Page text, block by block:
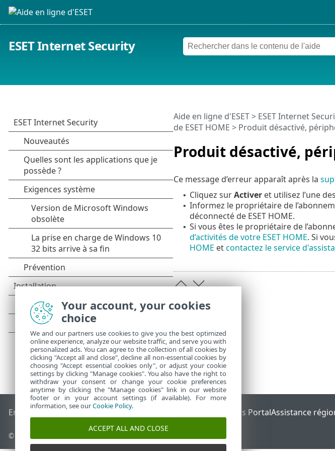
ESET Internet Security
Produit désactivé,
Aide en ligne d'ESET> ESET Internet
de ESET HOME > Produit désactivé,
Ce message d’erreur apparaît après la
• Cliquez surActiveret utilisez l’une des
• Informez le propriétaire de
déconnecté de ESET HOME.
• Si vous êtes le propriétaire de
d’activités de votre ESET HOME. Si
HOME etcontactez le service
End of Life Base de connaissances ESET ESET Status PortalAssistance
© 1992 - 2026 ESET, spol. s r.o. - Tous droits réservés.
Your account, your cookies
choice
We and our partners use cookies to give you the best optimized
online experience, analyze our website traffic, and serve you with
personalized ads. You can agree to the collection of all cookies by
clicking "Accept all and close", decline all non-essential cookies by
choosing "Accept essential cookies only", or adjust your cookie
settings by clicking "Manage cookies". You also have the right to
withdraw your consent or change your cookie preferences
anytime by clicking the "Manage cookies" link in our website
footer or in your account settings (if available). For more
information, see ourCookie Policy.
ACCEPT ALL AND CLOSE